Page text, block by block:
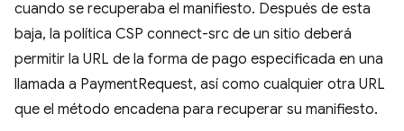
cuando se recuperaba el manifiesto. Después de esta
baja, la política CSP connect-src de un sitio deberá
permitir la URL de la forma de pago especificada en una
llamada a PaymentRequest, así como cualquier otra URL
que el método encadena para recuperar su manifiesto.